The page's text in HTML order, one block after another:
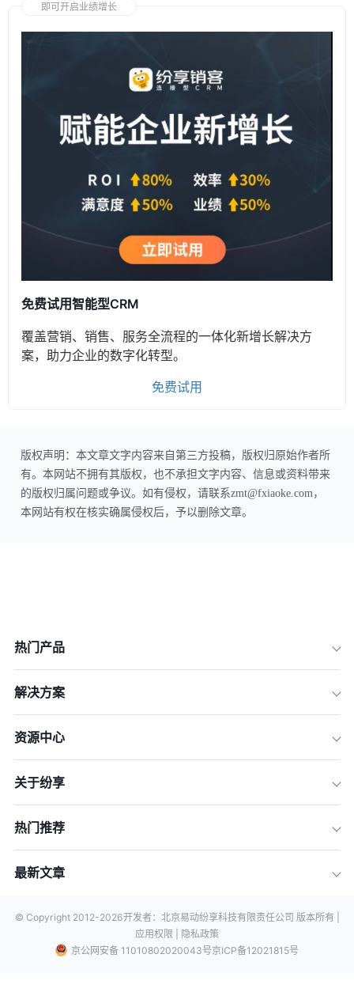
即可开启业绩增长
免费试用智能型CRM
覆盖营销、销售、服务全流程的一体化新增长解决方
案，助力企业的数字化转型。
免费试用
版权声明：本文章文字内容来自第三方投稿，版权归原始作者所
有。本网站不拥有其版权，也不承担文字内容、信息或资料带来
的版权归属问题或争议。如有侵权，请联系zmt@fxiaoke.com，
本网站有权在核实确属侵权后，予以删除文章。
热门产品
解决方案
资源中心
关于纷享
热门推荐
最新文章
© Copyright 2012-2026开发者：北京易动纷享科技有限责任公司 版本所有 |
应用权限 |
隐私政策
京公网安备 11010802020043号京ICP备12021815号